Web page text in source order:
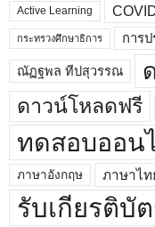
Active Learning
กระทรวงศึกษาธิการ การ
ณัฏฐพล ทีปสุวรรณ
ดาวน์โหลดฟรี
ทดสอบออน
ภาษาอังกฤษ ภาษาไท
รับเกียรติบั